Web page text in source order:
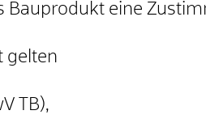
Bauprodukt eine
gelten
TB),